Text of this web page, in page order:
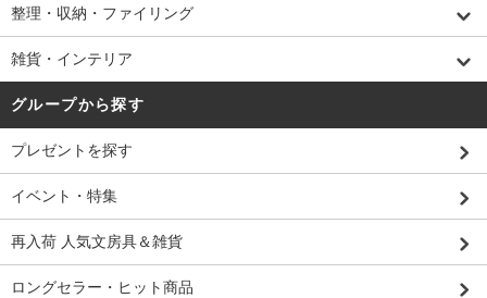
整理・収納・ファイリング
雑貨・インテリア
グループから探す
プレゼントを探す
イベント・特集
再入荷 人気文房具＆雑貨
ロングセラー・ヒット商品